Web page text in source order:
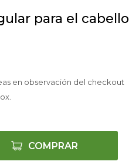
para el cabello
en observación del checkout
COMPRAR